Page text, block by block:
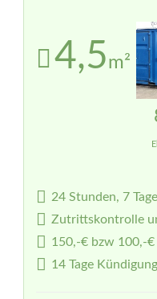
4,5m²
24 Stunden, 7
Zutrittskontrolle
150,-€ bzw 100,-
14 Tage